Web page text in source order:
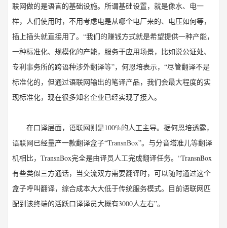
联网做的是语言的基础设施。所谓基础设置，就是像水、电一
样，人们使用时，不用考虑电是从哪个电厂来的、电压如何等，
插上插头就直接用了。“我们的赚钱方式就是希望提供一种产能，
一种标准化、规模化的产能，服务于应用场景，比如说公证处、
专利事务所的跨语种涉外翻译等”，何恩培表示，“尽管翻译不是
标准化的，但通过语联网输出的笔译产品，我们会最大程度的实
现标准化，现在很多知名企业已经实现了接入。
在口译层面，语联网则是100%的人工主导。据何恩培透露，
语联网已经量产一款翻译盒子“TransnBox”。与分音塔准儿等翻译
机相比，TransnBox完全是由译员人工完成翻译任务。“TransnBox
有些类似三方通话，当交流双方需要翻译时，可以随时通过这个
盒子呼叫翻译，综合成本大大低于传统服务模式。目前语联网匹
配到该终端的活跃口译译员大概有3000人左右”。